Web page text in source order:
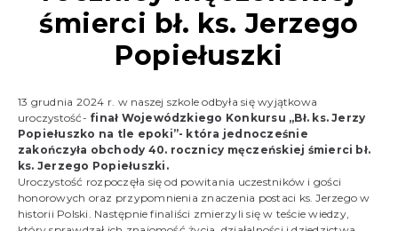
śmierci bł. ks. Jerzego
Popiełuszki
13 grudnia 2024 r. w naszej szkole odbyła się wyjątkowa
uroczystość- finał Wojewódzkiego Konkursu „Bł. ks. Jerzy
Popiełuszko na tle epoki”- która jednocześnie
zakończyła obchody 40. rocznicy męczeńskiej śmierci bł.
ks. Jerzego Popiełuszki.
Uroczystość rozpoczęła się od powitania uczestników i gości
honorowych oraz przypomnienia znaczenia postaci ks. Jerzego w
historii Polski. Następnie finaliści zmierzyli się w teście wiedzy,